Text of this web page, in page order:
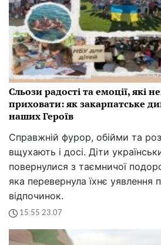
Сльози радості та емоції, які
приховати: як закарпатське
наших Героїв
Справжній фурор, обійми та
вщухають і досі. Діти
повернулися з таємничої
яка перевернула їхнє уявлення
відпочинок.
15:55 23.07